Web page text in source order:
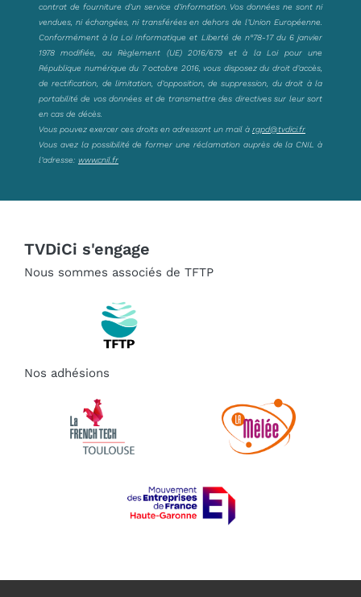
contrat de fourniture d’un service d’information. Vos données ne sont ni
vendues, ni échangées, ni transférées en dehors de l’Union Européenne.
Conformément à la Loi Informatique et Liberté de n°78-17 du 6 janvier
1978 modifiée, au Règlement (UE) 2016/679 et à la Loi pour une
République numérique du 7 octobre 2016, vous disposez du droit d’accès,
de rectification, de limitation, d’opposition, de suppression, du droit à la
portabilité de vos données et de transmettre des directives sur leur sort
en cas de décès.
Vous pouvez exercer ces droits en adressant un mail à rgpd@tvdici.fr
Vous avez la possibilité de former une réclamation auprès de la CNIL à
l’adresse: www.cnil.fr
TVDiCi s'engage
Nous sommes associés de TFTP
Nos adhésions